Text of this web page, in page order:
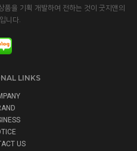
을 기획 개발하여 전하는 것이 굿지앤의
니다.
LINKS
US